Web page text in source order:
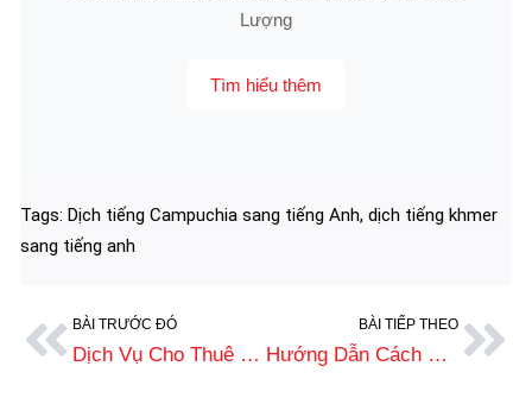
Lượng
Tìm hiểu thêm
Tags: Dịch tiếng Campuchia sang tiếng Anh, dịch tiếng khmer
sang tiếng anh
BÀI TRƯỚC ĐÓ
Dịch Vụ Cho Thuê Thông Dịch Viên Tiếng Khmer Uy Tín, Giá Tốt
BÀI TIẾP THEO
Hướng Dẫn Cách Dịch Tiếng Campuchia (Khmer) Sang Tiếng Việt Chuẩn